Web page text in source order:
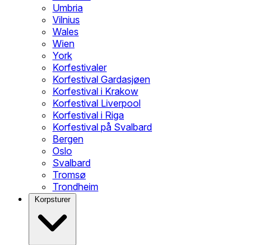
Umbria
Vilnius
Wales
Wien
York
Korfestivaler
Korfestival Gardasjøen
Korfestival i Krakow
Korfestival Liverpool
Korfestival i Riga
Korfestival på Svalbard
Bergen
Oslo
Svalbard
Tromsø
Trondheim
Korpsturer